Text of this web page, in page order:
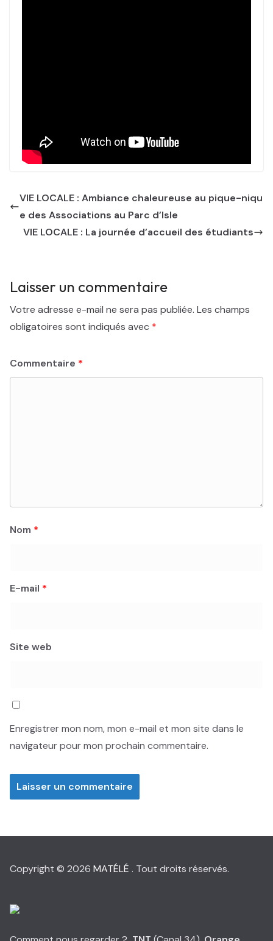
VIE LOCALE : Ambiance chaleureuse au pique-niqu
e des Associations au Parc d’Isle
VIE LOCALE : La journée d’accueil des étudiants
Laisser un commentaire
Votre adresse e-mail ne sera pas publiée. Les champs
obligatoires sont indiqués avec *
Commentaire *
Nom *
E-mail *
Site web
Enregistrer mon nom, mon e-mail et mon site dans le
navigateur pour mon prochain commentaire.
Copyright © 2026 MATÉLÉ . Tout droits réservés.